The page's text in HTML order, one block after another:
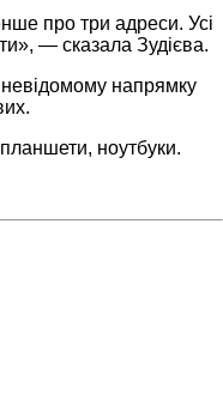
про три адреси. Усі
— сказала Зудієва.
напрямку
ноутбуки.